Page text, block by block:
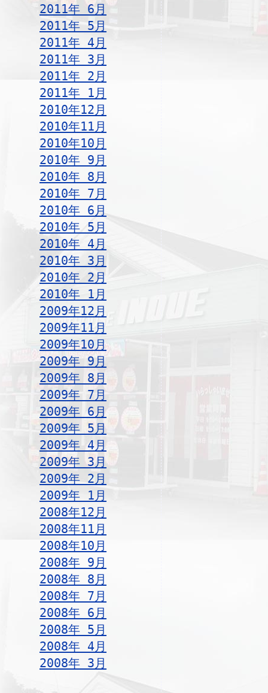
2011年 6月
2011年 5月
2011年 4月
2011年 3月
2011年 2月
2011年 1月
2010年12月
2010年11月
2010年10月
2010年 9月
2010年 8月
2010年 7月
2010年 6月
2010年 5月
2010年 4月
2010年 3月
2010年 2月
2010年 1月
2009年12月
2009年11月
2009年10月
2009年 9月
2009年 8月
2009年 7月
2009年 6月
2009年 5月
2009年 4月
2009年 3月
2009年 2月
2009年 1月
2008年12月
2008年11月
2008年10月
2008年 9月
2008年 8月
2008年 7月
2008年 6月
2008年 5月
2008年 4月
2008年 3月